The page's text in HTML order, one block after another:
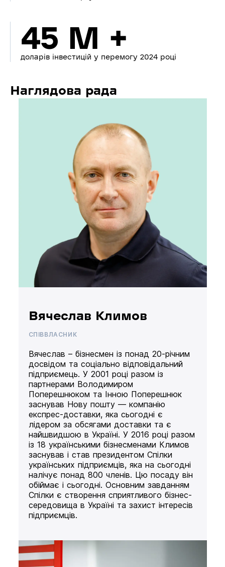
45 M +
доларів інвестицій у перемогу 2024 році
Наглядова рада
Вячеслав Климов
СПІВВЛАСНИК
Вячеслав – бізнесмен із понад 20-річним
досвідом та соціально відповідальний
підприємець. У 2001 році разом із
партнерами Володимиром
Поперешнюком та Інною Поперешнюк
заснував Нову пошту — компанію
експрес-доставки, яка сьогодні є
лідером за обсягами доставки та є
найшвидшою в Україні. У 2016 році разом
із 18 українськими бізнесменами Климов
заснував і став президентом Спілки
українських підприємців, яка на сьогодні
налічує понад 800 членів. Цю посаду він
обіймає і сьогодні. Основним завданням
Спілки є створення сприятливого бізнес-
середовища в Україні та захист інтересів
підприємців.